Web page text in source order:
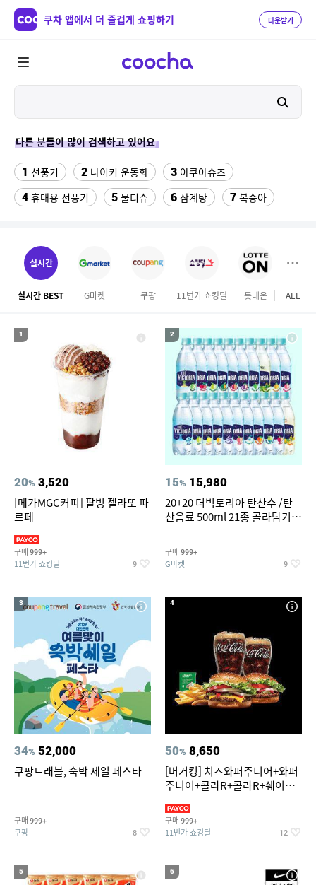
쿠차 앱에서 더 즐겁게 쇼핑하기 다운받기
다른 분들이 많이 검색하고 있어요
1 선풍기 2 나이키 운동화 3 아쿠아슈즈
4 휴대용 선풍기 5 물티슈 6 삼계탕 7 복숭아
11 수향미쌀10kg특등급
13 대용량 바디로션
15 달바 세럼 160 용산 나인트리
바다낚시대찌
3m 슈퍼그립 핫 옥션 가성비 헤드셋
ALL
실시간
실시간 BEST G마켓 쿠팡 11번가 쇼킹딜 롯데온 오늘
1
20% 3,520
[메가MGC커피] 팥빙 젤라또 파
르페
구매 999+
11번가 쇼킹딜 9
2
15% 15,980
20+20 더빅토리아 탄산수 /탄
산음료 500ml 21종 골라담기
구매 999+
G마켓 9
3
34% 52,000
쿠팡트래블, 숙박 세일 페스타
구매 999+
쿠팡 8
4
50% 8,650
[버거킹] 치즈와퍼주니어+와퍼
주니어+콜라R+콜라R+쉐이킹
구매 999+
11번가 쇼킹딜 12
5 6